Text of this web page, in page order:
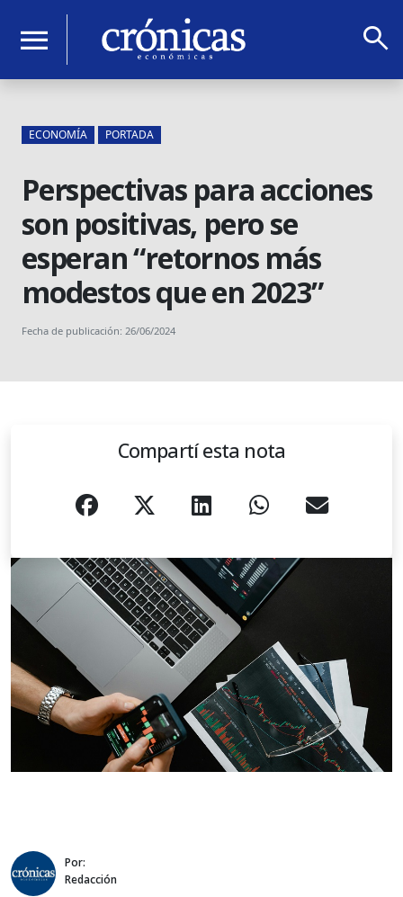
menu search
ECONOMÍA PORTADA
Perspectivas para acciones
son positivas, pero se
esperan “retornos más
modestos que en 2023”
Fecha de publicación: 26/06/2024
Compartí esta nota
Por:
Redacción